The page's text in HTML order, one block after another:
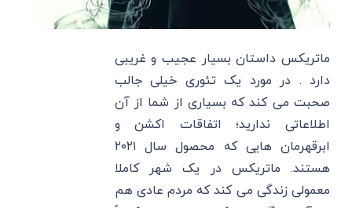
ماتریکس داستان بسیار عجیب و غریبی
دارد . در مورد یک تئوری خیلی جالب
صحبت می کند که بسیاری از شما از آن
اطلاعاتی ندارید؛ اتفاقات اکشن و
ابرقهرمان هایی که محصول سال ۲۰۲۱
هستند. ماتریکس در یک شهر کاملا
معمولی زندگی می‌ کند که مردم عادی هم